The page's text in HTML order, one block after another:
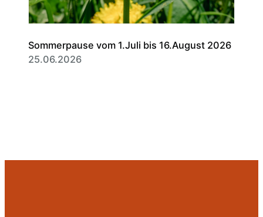
Sommerpause vom 1.Juli bis 16.August 2026
25.06.2026